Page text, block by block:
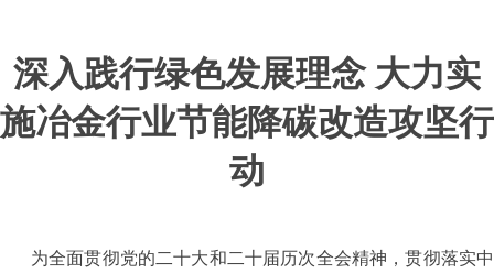
深入践行绿色发展理念 大力实
施冶金行业节能降碳改造攻坚行
动
为全面贯彻党的二十大和二十届历次全会精神，贯彻落实中